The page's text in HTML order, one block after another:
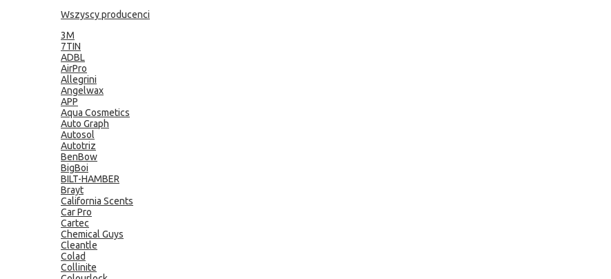
Wszyscy producenci
3M
7TIN
ADBL
AirPro
Allegrini
Angelwax
APP
Aqua Cosmetics
Auto Graph
Autosol
Autotriz
BenBow
BigBoi
BILT-HAMBER
Brayt
California Scents
Car Pro
Cartec
Chemical Guys
Cleantle
Colad
Collinite